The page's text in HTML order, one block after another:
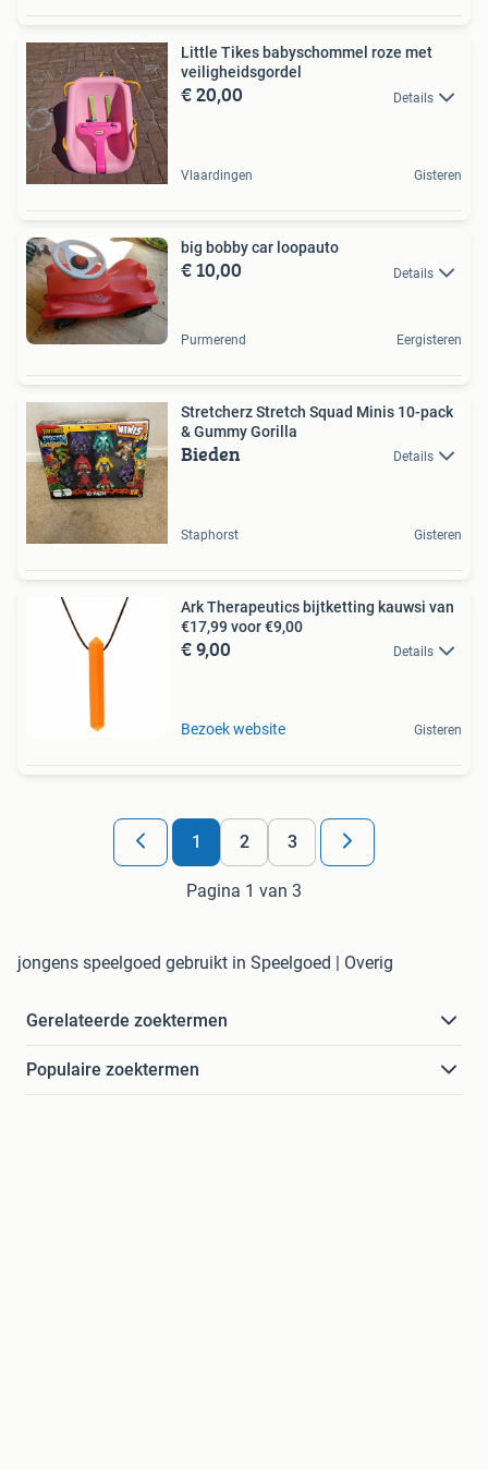
Little Tikes babyschommel roze met
veiligheidsgordel
€ 20,00 Details
Vlaardingen Gisteren
big bobby car loopauto
€ 10,00 Details
Purmerend Eergisteren
Stretcherz Stretch Squad Minis 10-pack
& Gummy Gorilla
Bieden Details
Staphorst Gisteren
Ark Therapeutics bijtketting kauwsi van
€17,99 voor €9,00
€ 9,00 Details
Bezoek website Gisteren
1 2 3
Pagina 1 van 3
jongens speelgoed gebruikt in Speelgoed | Overig
Gerelateerde zoektermen
Populaire zoektermen